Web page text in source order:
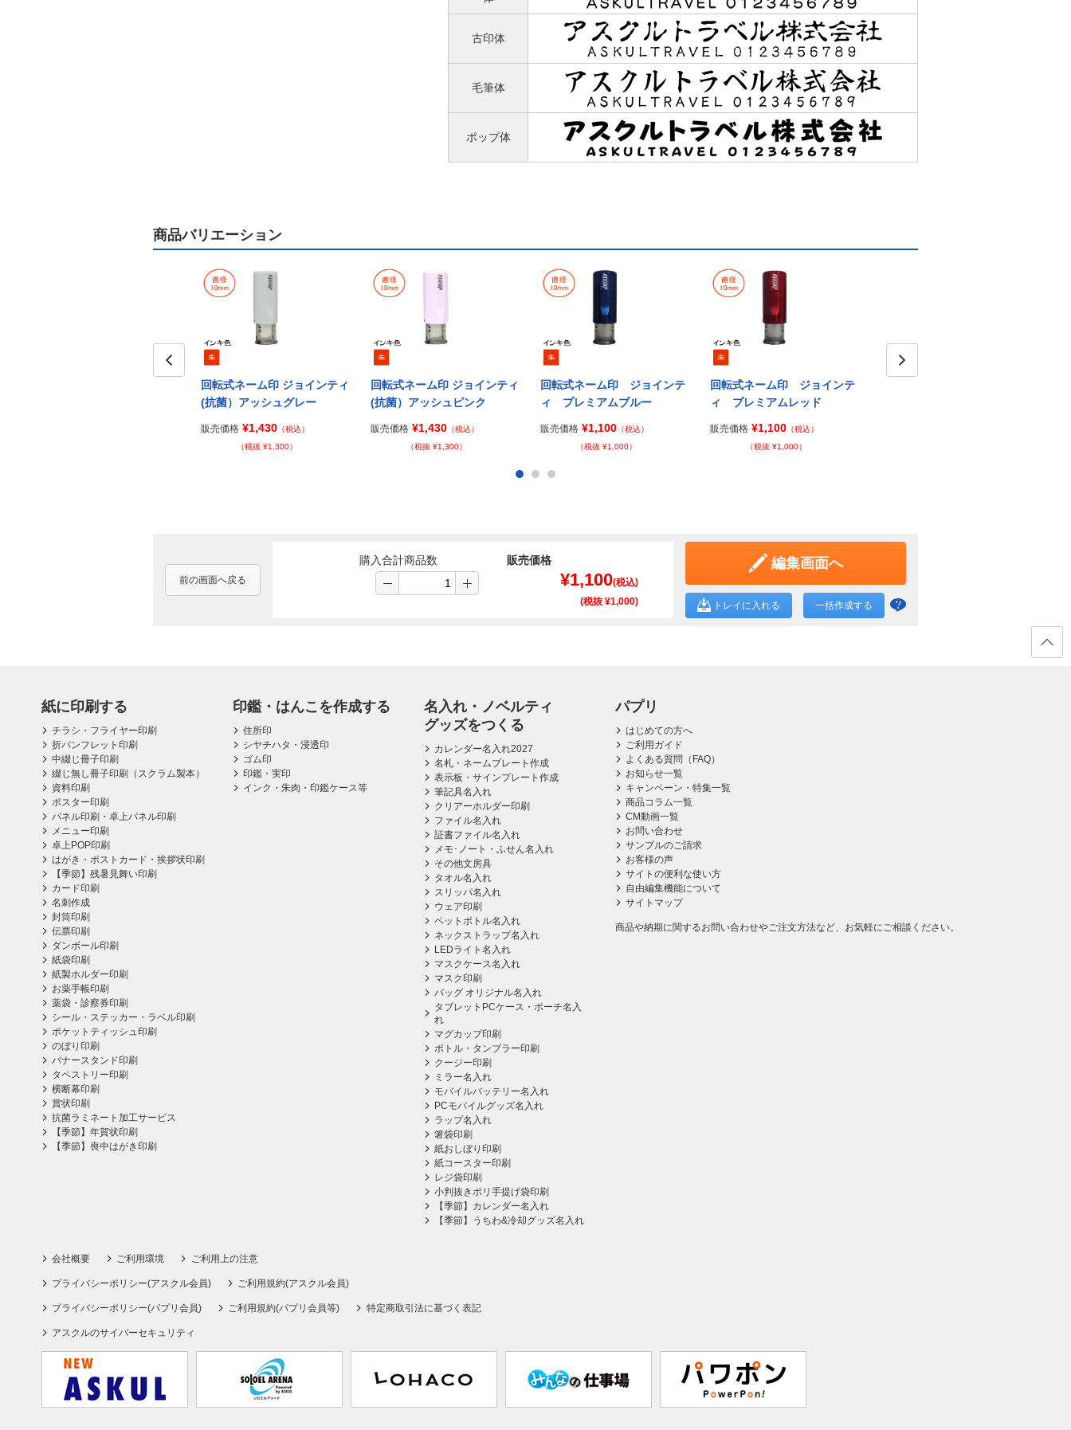
古印体
毛筆体
ポップ体
商品バリエーション
回転式ネーム印 ジョインティ
(抗菌）アッシュグレー
販売価格 ¥1,430 （税込）
（税抜 ¥1,300）
回転式ネーム印 ジョインティ
(抗菌）アッシュピンク
販売価格 ¥1,430 （税込）
（税抜 ¥1,300）
回転式ネーム印 ジョインテ
ィ プレミアムブルー
販売価格 ¥1,100 （税込）
（税抜 ¥1,000）
回転式ネーム印 ジョインテ
ィ プレミアムレッド
販売価格 ¥1,100 （税込）
（税抜 ¥1,000）
前の画面へ戻る
購入合計商品数 販売価格
¥1,100(税込)
(税抜 ¥1,000)
編集画面へ
トレイに入れる 一括作成する
紙に印刷する
チラシ・フライヤー印刷
折パンフレット印刷
中綴じ冊子印刷
綴じ無し冊子印刷（スクラム製本）
資料印刷
ポスター印刷
パネル印刷・卓上パネル印刷
メニュー印刷
卓上POP印刷
はがき・ポストカード・挨拶状印刷
【季節】残暑見舞い印刷
カード印刷
名刺作成
封筒印刷
伝票印刷
ダンボール印刷
紙袋印刷
紙製ホルダー印刷
お薬手帳印刷
薬袋・診察券印刷
シール・ステッカー・ラベル印刷
ポケットティッシュ印刷
のぼり印刷
バナースタンド印刷
タペストリー印刷
横断幕印刷
賞状印刷
抗菌ラミネート加工サービス
【季節】年賀状印刷
【季節】喪中はがき印刷
印鑑・はんこを作成する
住所印
シヤチハタ・浸透印
ゴム印
印鑑・実印
インク・朱肉・印鑑ケース等
名入れ・ノベルティ
グッズをつくる
カレンダー名入れ2027
名札・ネームプレート作成
表示板・サインプレート作成
筆記具名入れ
クリアーホルダー印刷
ファイル名入れ
証書ファイル名入れ
メモ･ノート・ふせん名入れ
その他文房具
タオル名入れ
スリッパ名入れ
ウェア印刷
ペットボトル名入れ
ネックストラップ名入れ
LEDライト名入れ
マスクケース名入れ
マスク印刷
バッグ オリジナル名入れ
タブレットPCケース・ポーチ名入
れ
マグカップ印刷
ボトル・タンブラー印刷
クージー印刷
ミラー名入れ
モバイルバッテリー名入れ
PCモバイルグッズ名入れ
ラップ名入れ
箸袋印刷
紙おしぼり印刷
紙コースター印刷
レジ袋印刷
小判抜きポリ手提げ袋印刷
【季節】カレンダー名入れ
【季節】うちわ&冷却グッズ名入れ
パプリ
はじめての方へ
ご利用ガイド
よくある質問（FAQ）
お知らせ一覧
キャンペーン・特集一覧
商品コラム一覧
CM動画一覧
お問い合わせ
サンプルのご請求
お客様の声
サイトの便利な使い方
自由編集機能について
サイトマップ
商品や納期に関するお問い合わせやご注文方法など、お気軽にご相談ください。
会社概要 ご利用環境 ご利用上の注意
プライバシーポリシー(アスクル会員) ご利用規約(アスクル会員)
プライバシーポリシー(パプリ会員) ご利用規約(パプリ会員等) 特定商取引法に基づく表記
アスクルのサイバーセキュリティ